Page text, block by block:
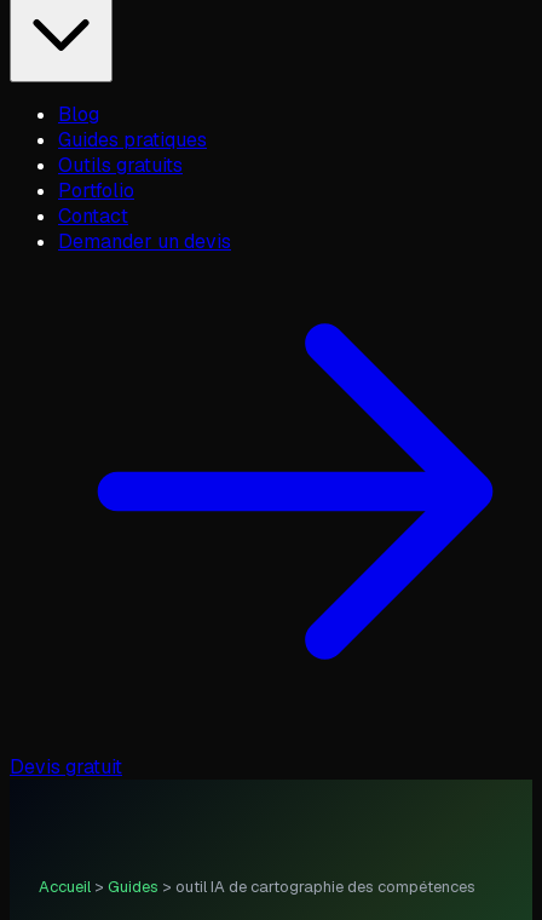
Blog
Guides pratiques
Outils gratuits
Portfolio
Contact
Demander un devis
Devis gratuit
Accueil > Guides > outil IA de cartographie des compétences